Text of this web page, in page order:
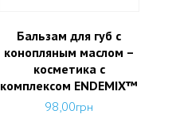
Бальзам для губ с
конопляным маслом –
косметика с
комплексом ENDEMIX™
98,00грн